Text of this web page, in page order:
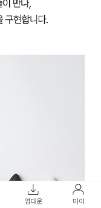
앱다운 마이